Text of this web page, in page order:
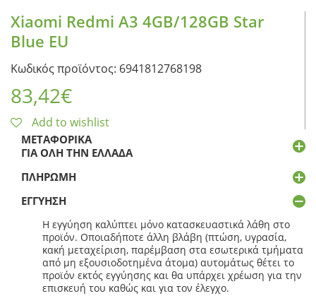
Xiaomi Redmi A3 4GB/128GB Star
Blue EU
Κωδικός προϊόντος: 6941812768198
83,42€
Add to wishlist
ΜΕΤΑΦΟΡΙΚΆ
ΓΙΑ ΌΛΗ ΤΗΝ ΕΛΛΆΔΑ
ΠΛΗΡΩΜΉ
ΕΓΓΎΗΣΗ
Η εγγύηση καλύπτει μόνο κατασκευαστικά λάθη στο
προϊόν. Οποιαδήποτε άλλη βλάβη (πτώση, υγρασία,
κακή μεταχείριση, παρέμβαση στα εσωτερικά τμήματα
από μη εξουσιοδοτημένα άτομα) αυτομάτως θέτει το
προϊόν εκτός εγγύησης και θα υπάρχει χρέωση για την
επισκευή του καθώς και για τον έλεγχο.